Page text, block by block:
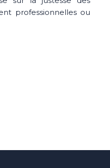
professionnelles ou